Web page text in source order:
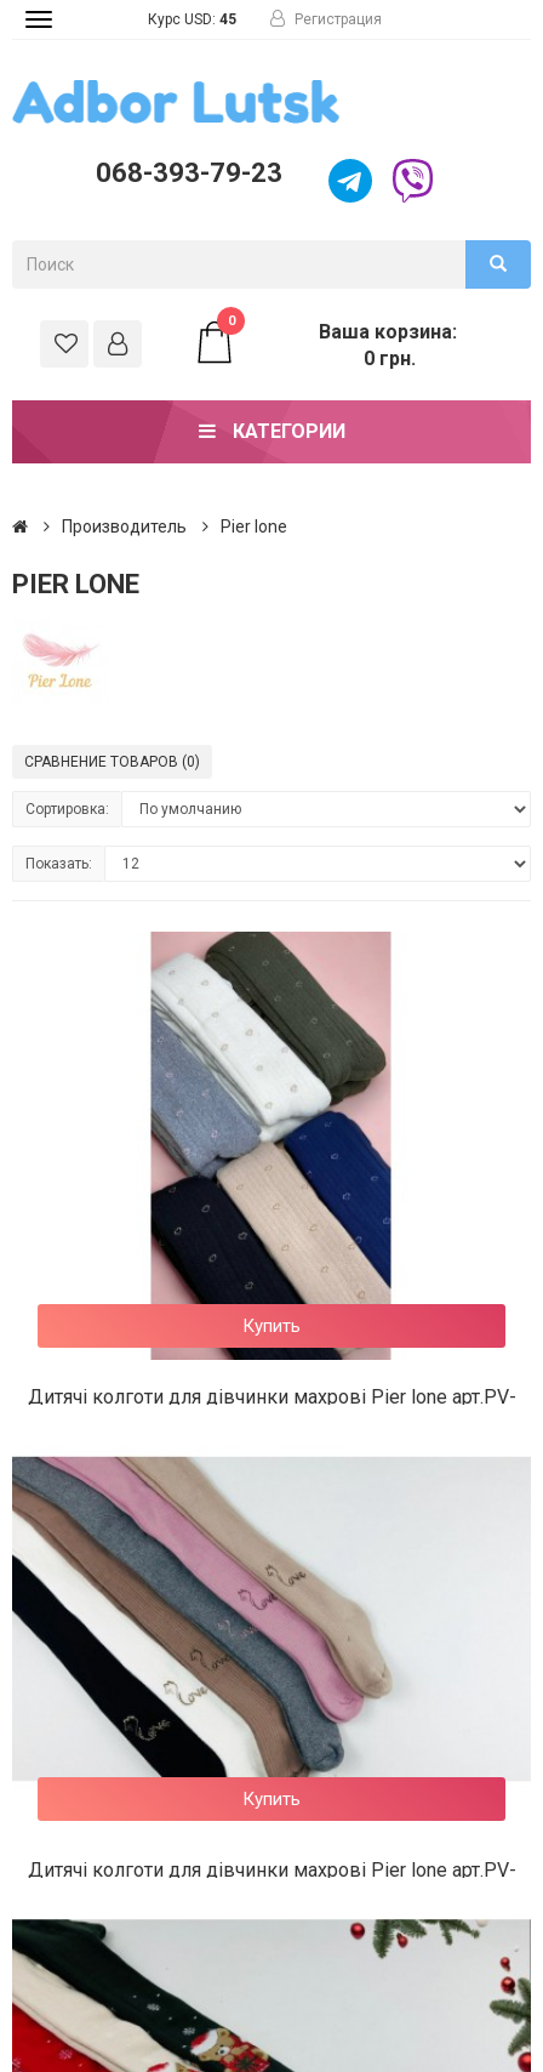
Toggle
Курс USD: 45 Регистрация
068-393-79-23
0
Ваша корзина:
0 грн.
КАТЕГОРИИ
Производитель Pier lone
PIER LONE
СРАВНЕНИЕ ТОВАРОВ (0)
Сортировка:
Показать:
Купить
Дитячі колготи для дівчинки махрові Pier lone арт.PV-
Купить
Дитячі колготи для дівчинки махрові Pier lone арт.PV-